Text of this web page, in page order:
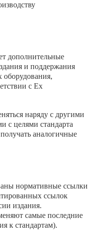
дополнительные
и поддержания
оборудования,
с Ех
наряду с другими
с целями стандарта
аналогичные
нормативные ссылки
ссылок
издания.
самые последние
к стандартам).